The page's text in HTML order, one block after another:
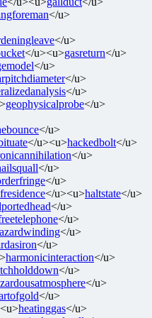
</u>
</u>
</u><u>gasreturn</u>
</u>
</u>
</u>
geophysicalprobe</u>
</u>
</u><u>hackedbolt</u>
</u>
</u>
</u>
</u><u>haltstate</u>
</u>
</u>
</u>
</u>
harmonicinteraction</u>
</u>
</u>
</u>
heatinggas</u>